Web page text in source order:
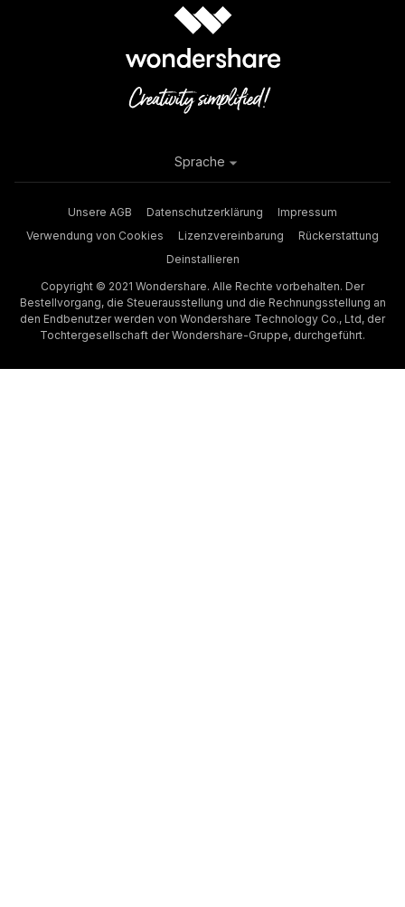
Unsere AGB Datenschutzerklärung
Impressum
Verwendung von Cookies
Lizenzvereinbarung
Rückerstattung
Deinstallieren
Copyright © 2021 Wondershare. Alle Rechte vorbehalten. Der
Bestellvorgang, die Steuerausstellung und die Rechnungsstellung an
den Endbenutzer werden von Wondershare Technology Co., Ltd, der
Tochtergesellschaft der Wondershare-Gruppe, durchgeführt.
Sprache